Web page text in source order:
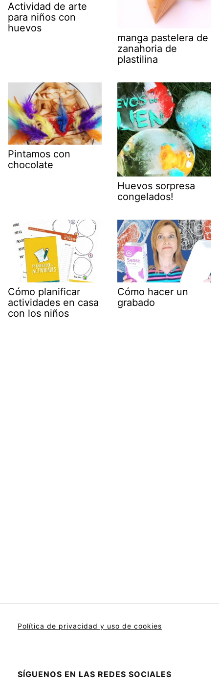
Actividad de arte
para niños con
huevos
manga pastelera de
zanahoria de
plastilina
Pintamos con
chocolate
Huevos sorpresa
congelados!
Cómo planificar
actividades en casa
con los niños
Cómo hacer un
grabado
Política de privacidad y uso de cookies
SÍGUENOS EN LAS REDES SOCIALES